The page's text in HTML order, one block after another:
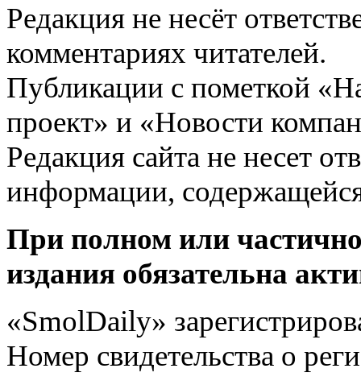
Редакция не несёт
комментариях читателей.
Публикации с пометкой
проект» и «Новости
Редакция сайта не несет
информации,
При полном или
издания обязательна
«SmolDaily»
Номер свидетельства о